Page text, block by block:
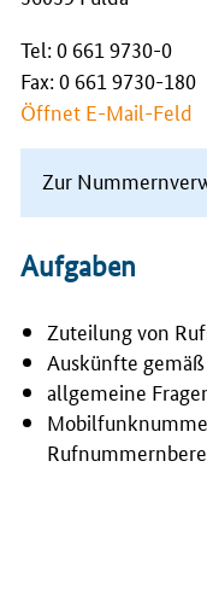
Tel: 0 661 9730-0
Fax: 0 661 9730-180
Öffnet E-Mail-Feld
Zur
Aufgaben
Zuteilung von
Auskünfte
allgemeine